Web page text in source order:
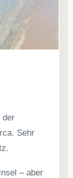
der
Sehr
– aber